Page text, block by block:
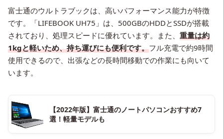
富士通のウルトラブックは、高いパフォーマンス能力が特徴
です。「LIFEBOOK UH75」は、500GBのHDDとSSDが搭載
されており、処理スピードに優れています。また、 重量は約
1kgと軽いため、持ち運びにも便利です。フル充電で約9時間
使用できるので、出張などの長時間移動での作業にも向いて
います。
【2022年版】富士通のノートパソコンおすすめ7
選！軽量モデルも